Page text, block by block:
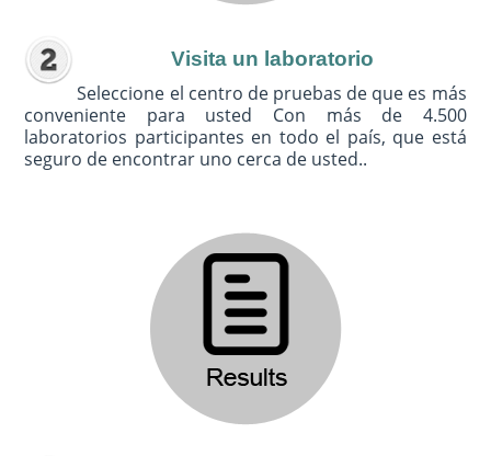
Visita un laboratorio
Seleccione el centro de pruebas de que es más
conveniente para usted Con más de 4.500
laboratorios participantes en todo el país, que está
seguro de encontrar uno cerca de usted..